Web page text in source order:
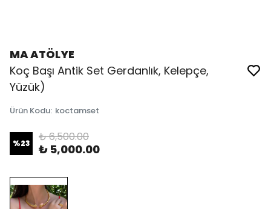
MA ATÖLYE
Koç Başı Antik Set Gerdanlık, Kelepçe,
Yüzük)
Ürün Kodu: koctamset
%23 ₺ 6,500.00
₺ 5,000.00